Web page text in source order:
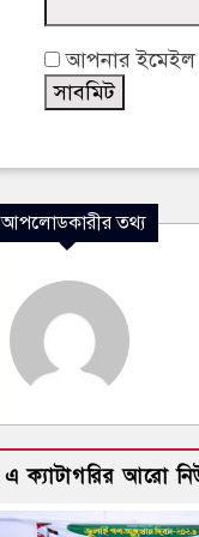
আপনার ইমেইল
আপলোডকারীর তথ্য
এ ক্যাটাগরির আরো